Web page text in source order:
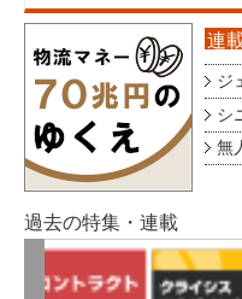
連
ジ
シ
無
過去の特集・連載